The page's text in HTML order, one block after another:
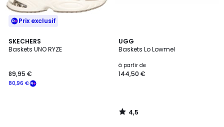
Prix exclusif
SKECHERS
Baskets UNO RYZE
80,96 €
89,95 €
UGG
Baskets Lo Lowmel
à partir de
144,50 €
4,5
/ 5
4,5
/